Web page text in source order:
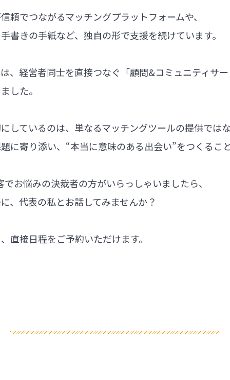
頼でつながるマッチングプラットフォームや、
書きの手紙など、独自の形で支援を続けています。
、経営者同士を直接つなぐ「顧問&コミュニティサ
した。
しているのは、単なるマッチングツールの提供では
に寄り添い、“本当に意味のある出会い”をつくるこ
お悩みの決裁者の方がいらっしゃいましたら、
、代表の私とお話してみませんか？
直接日程をご予約いただけます。